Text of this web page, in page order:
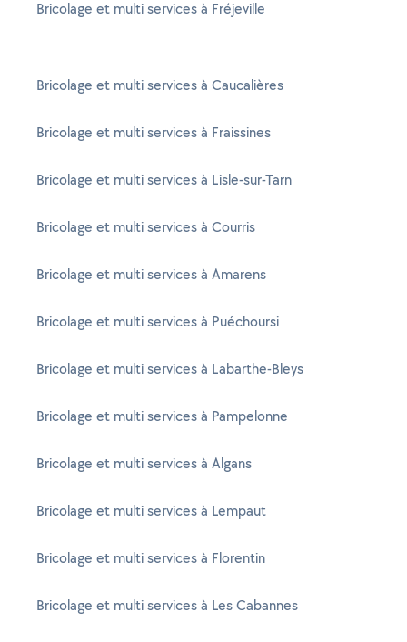
Bricolage et multi services à Fréjeville
Bricolage et multi services à Caucalières
Bricolage et multi services à Fraissines
Bricolage et multi services à Lisle-sur-Tarn
Bricolage et multi services à Courris
Bricolage et multi services à Amarens
Bricolage et multi services à Puéchoursi
Bricolage et multi services à Labarthe-Bleys
Bricolage et multi services à Pampelonne
Bricolage et multi services à Algans
Bricolage et multi services à Lempaut
Bricolage et multi services à Florentin
Bricolage et multi services à Les Cabannes